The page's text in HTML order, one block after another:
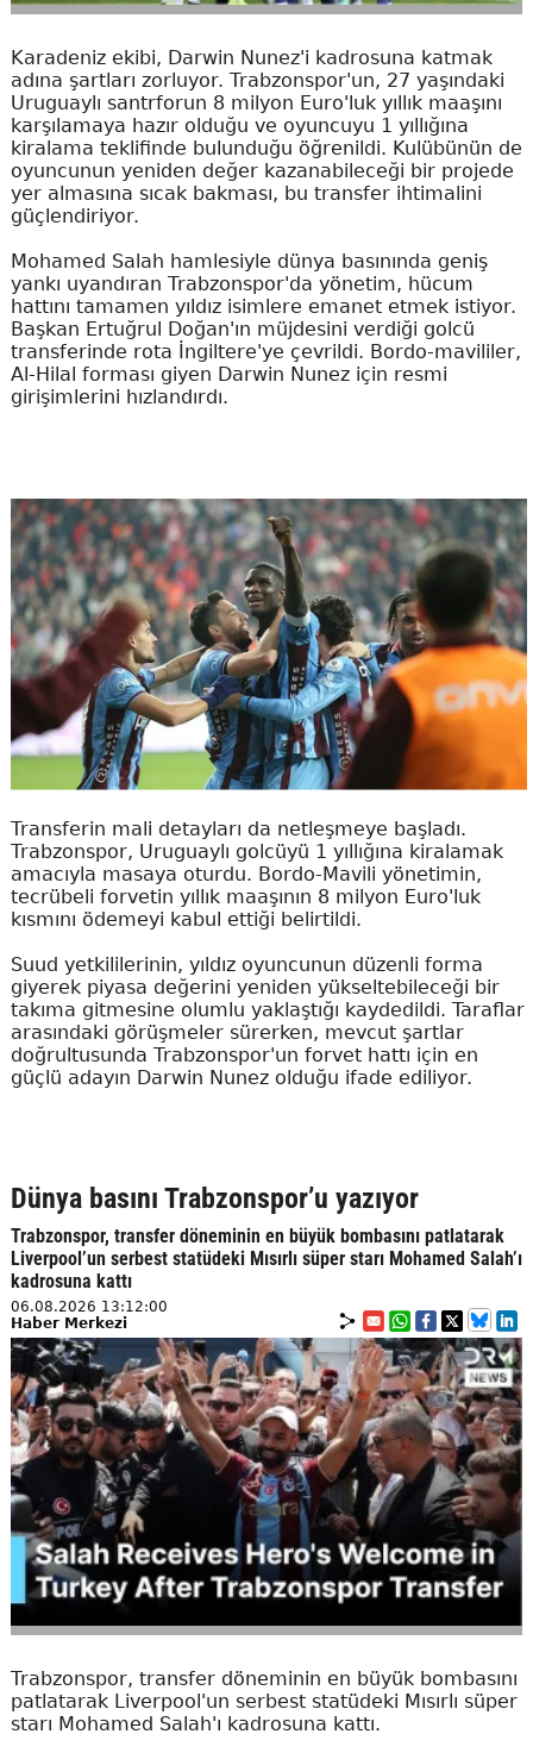
Karadeniz ekibi, Darwin Nunez'i kadrosuna katmak
adına şartları zorluyor. Trabzonspor'un, 27 yaşındaki
Uruguaylı santrforun 8 milyon Euro'luk yıllık maaşını
karşılamaya hazır olduğu ve oyuncuyu 1 yıllığına
kiralama teklifinde bulunduğu öğrenildi. Kulübünün de
oyuncunun yeniden değer kazanabileceği bir projede
yer almasına sıcak bakması, bu transfer ihtimalini
güçlendiriyor.
Mohamed Salah hamlesiyle dünya basınında geniş
yankı uyandıran Trabzonspor'da yönetim, hücum
hattını tamamen yıldız isimlere emanet etmek istiyor.
Başkan Ertuğrul Doğan'ın müjdesini verdiği golcü
transferinde rota İngiltere'ye çevrildi. Bordo-mavililer,
Al-Hilal forması giyen Darwin Nunez için resmi
girişimlerini hızlandırdı.
Transferin mali detayları da netleşmeye başladı.
Trabzonspor, Uruguaylı golcüyü 1 yıllığına kiralamak
amacıyla masaya oturdu. Bordo-Mavili yönetimin,
tecrübeli forvetin yıllık maaşının 8 milyon Euro'luk
kısmını ödemeyi kabul ettiği belirtildi.
Suud yetkililerinin, yıldız oyuncunun düzenli forma
giyerek piyasa değerini yeniden yükseltebileceği bir
takıma gitmesine olumlu yaklaştığı kaydedildi. Taraflar
arasındaki görüşmeler sürerken, mevcut şartlar
doğrultusunda Trabzonspor'un forvet hattı için en
güçlü adayın Darwin Nunez olduğu ifade ediliyor.
Dünya basını Trabzonspor’u yazıyor
Trabzonspor, transfer döneminin en büyük bombasını patlatarak
Liverpool’un serbest statüdeki Mısırlı süper starı Mohamed Salah’ı
kadrosuna kattı
06.08.2026 13:12:00
Haber Merkezi
Trabzonspor, transfer döneminin en büyük bombasını
patlatarak Liverpool'un serbest statüdeki Mısırlı süper
starı Mohamed Salah'ı kadrosuna kattı.